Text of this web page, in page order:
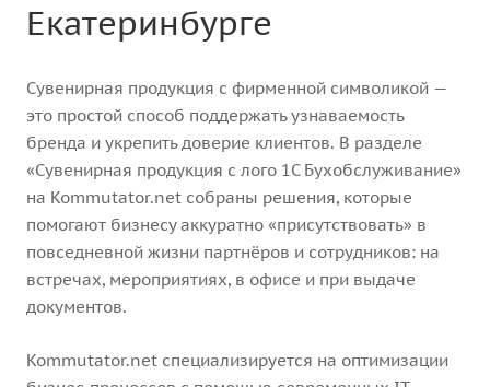
Екатеринбурге
Сувенирная продукция с фирменной символикой —
это простой способ поддержать узнаваемость
бренда и укрепить доверие клиентов. В разделе
«Сувенирная продукция с лого 1С Бухобслуживание»
на Kommutator.net собраны решения, которые
помогают бизнесу аккуратно «присутствовать» в
повседневной жизни партнёров и сотрудников: на
встречах, мероприятиях, в офисе и при выдаче
документов.
Kommutator.net специализируется на оптимизации